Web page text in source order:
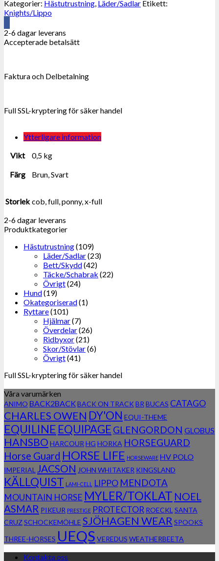
Kategorier: Hästutrustning, Läder/Sadlar Etikett:
Knights/Lippo
2-6 dagar leverans
Accepterade betalsätt
Faktura och Delbetalning
Full SSL-kryptering för säker handel
Ytterligare information
Vikt
0,5 kg
Färg Brun, Svart
Storlek cob, full, ponny, x-full
2-6 dagar leverans
Produktkategorier
Hästutrustning(109)
Läder/Sadlar(23)
Bett/Skydd(42)
Täcke/Schabrak (22)
Övrigt(24)
Hund(19)
Okategoriserad(1)
Ryttare(101)
Hjälmar(7)
Överdelar(26)
Ridbyxor(21)
Skor/Stövlar(6)
Övrigt(41)
Full SSL-kryptering för säker handel
Våra varumärken
ANIMO BACK2BACKBACK ON TRACK BR BUCAS CATAGO
CHARLES OWEN DY'ON EQUI-THEME
EQUILINE EQUIPAGE GLENGORDON GLOBUS
HANSBO HARCOUR HG HORKA HORSEGUARD
Horse Guard HORSE LIFE HORSEWARE HV POLO
IMPERIAL JACSON JOHN WHITAKER KINGSLAND
KÄLLQUIST LAMI-CELL LIPPO MENDOTA
MOUNTAIN HORSE MYLER/TOKLAT NOEL
ASMAR PIKEUR PRESTIGE PROTECTOR ROECKL SANTA
CRUZSCHOCKEMÖHLE SJÖHAGEN WEAR SPOOKS
THREE-HORSES UEQS VEREDUS WEATHERBEETA
Kontakta oss